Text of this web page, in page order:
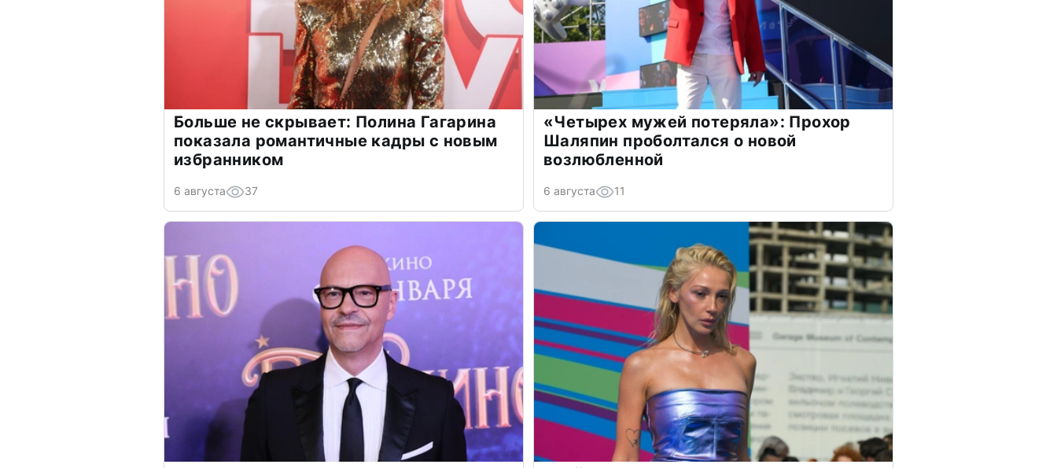
Больше не скрывает: Полина Гагарина
показала романтичные кадры с новым
избранником
6 августа 37
«Четырех мужей потеряла»: Прохор
Шаляпин проболтался о новой
возлюбленной
6 августа 11